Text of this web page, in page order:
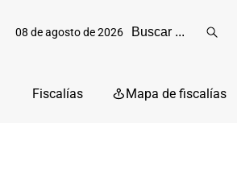
08 de agosto de 2026
Fiscalías Mapa de fiscalías